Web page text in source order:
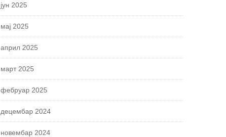
јун 2025
мај 2025
април 2025
март 2025
фебруар 2025
децембар 2024
новембар 2024